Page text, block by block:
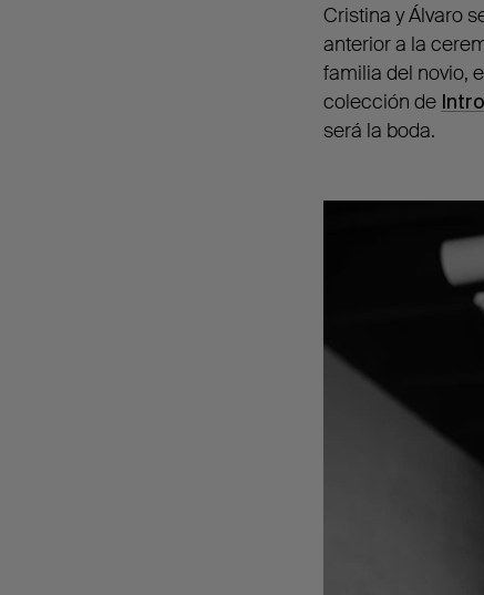
Cristina y Álvaro
anterior a la
familia del novio,
colección de
será la boda.